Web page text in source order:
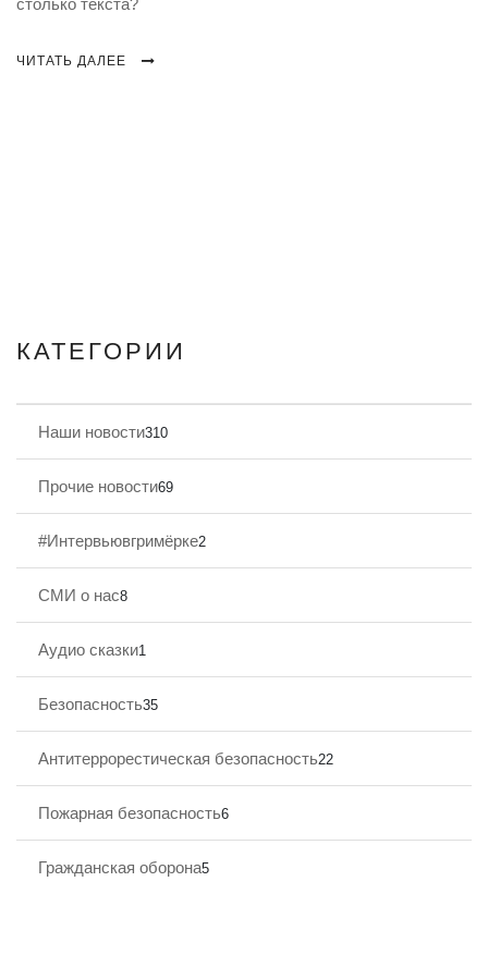
столько текста?
ЧИТАТЬ ДАЛЕЕ
КАТЕГОРИИ
Наши новости310
Прочие новости69
#Интервьювгримёрке2
СМИ о нас8
Аудио сказки1
Безопасность35
Антитеррорестическая безопасность22
Пожарная безопасность6
Гражданская оборона5